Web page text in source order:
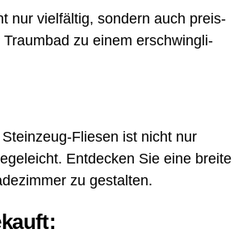
nur viel­fäl­tig, son­dern auch preis­
Traum­bad zu einem erschwing­li­
Flie­sen ist nicht nur
Ent­de­cken Sie eine brei­te
zu gestalten.